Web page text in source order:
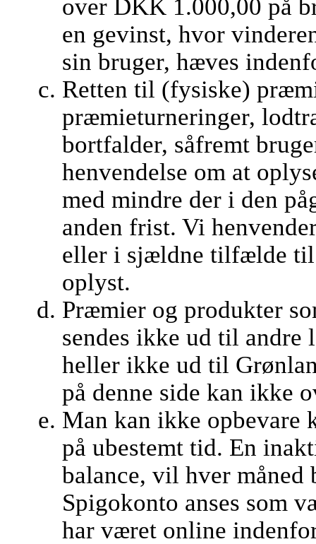
over DKK 1.000,00 på
en gevinst, hvor
sin bruger, hæves
Retten til (fysiske)
præmieturneringer,
bortfalder, såfremt
henvendelse om at
med mindre der i den
anden frist. Vi
eller i sjældne tilfælde til
oplyst.
Præmier og produkter
sendes ikke ud til andre
heller ikke ud til
på denne side kan ikke
Man kan ikke opbevare
på ubestemt tid. En
balance, vil hver
Spigokonto anses som
har været online